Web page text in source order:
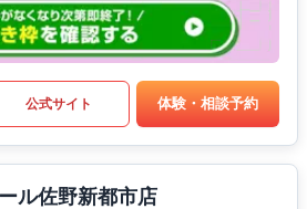
公式サイト 体験・相談予約
ル佐野新都市店